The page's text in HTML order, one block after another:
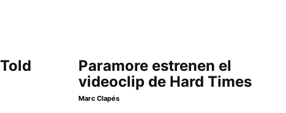
Paramore estrenen el
videoclip de Hard Times
Marc Clapés